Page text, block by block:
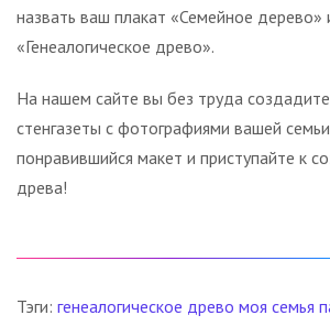
назвать ваш плакат «Семейное дерево»
«Генеалогическое древо».
На нашем сайте вы без труда
стенгазеты с фотографиями вашей
понравившийся макет и приступайте к
древа!
Тэги: генеалогическое древо моя семья